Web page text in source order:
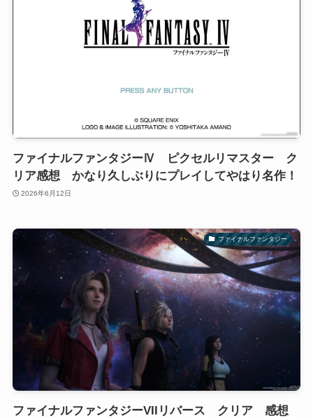
ファイナルファンタジーⅣ ピクセルリマスター ク
リア感想 かなり久しぶりにプレイしてやはり名作！
2026年6月12日
ファイナルファンタジー
ファイナルファンタジーVIIリバース クリア 感想